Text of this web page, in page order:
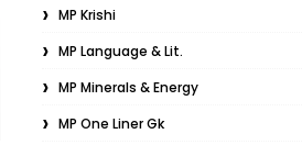
MP Krishi
MP Language & Lit.
MP Minerals & Energy
MP One Liner Gk